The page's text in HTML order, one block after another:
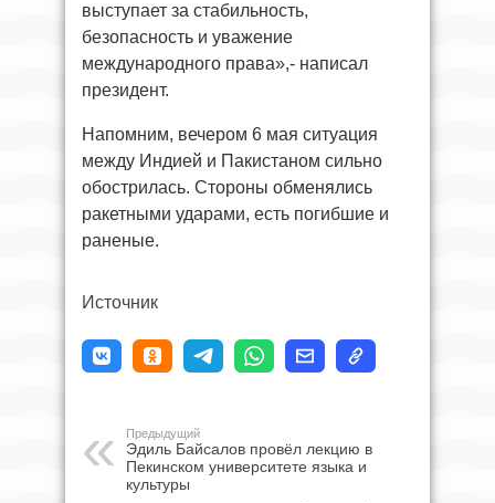
выступает за стабильность,
безопасность и уважение
международного права»,- написал
президент.
Напомним, вечером 6 мая ситуация
между Индией и Пакистаном сильно
обострилась. Стороны обменялись
ракетными ударами, есть погибшие и
раненые.
Источник
Предыдущий
Эдиль Байсалов провёл лекцию в
Пекинском университете языка и
культуры